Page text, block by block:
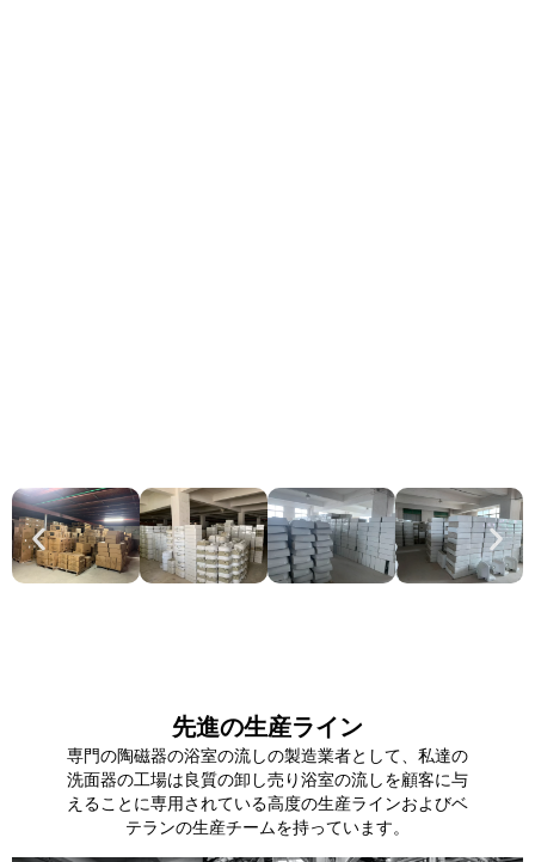
先進の生産ライン
専門の陶磁器の浴室の流しの製造業者として、私達の
洗面器の工場は良質の卸し売り浴室の流しを顧客に与
えることに専用されている高度の生産ラインおよびベ
テランの生産チームを持っています。